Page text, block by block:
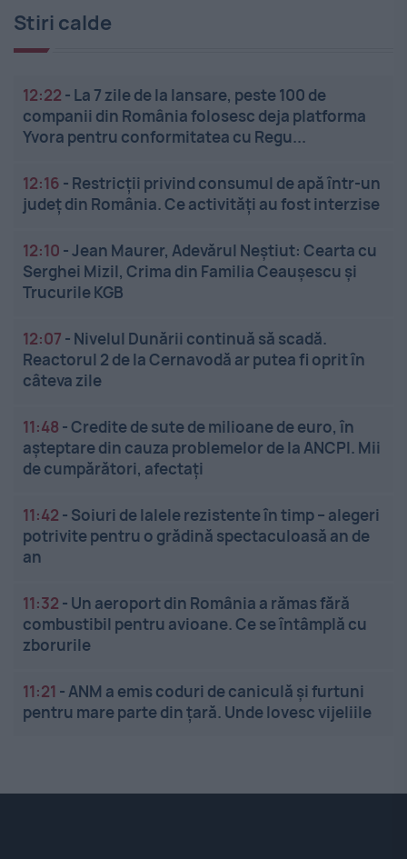
Stiri calde
12:22 - La 7 zile de la lansare, peste 100 de
companii din România folosesc deja platforma
Yvora pentru conformitatea cu Regu...
12:16 - Restricții privind consumul de apă într-un
județ din România. Ce activități au fost interzise
12:10 -Jean Maurer, Adevărul Neștiut: Cearta cu
Serghei Mizil, Crima din Familia Ceaușescu și
Trucurile KGB
12:07 - Nivelul Dunării continuă să scadă.
Reactorul 2 de la Cernavodă ar putea fi oprit în
câteva zile
11:48 -Credite de sute de milioane de euro, în
așteptare din cauza problemelor de la ANCPI. Mii
de cumpărători, afectați
11:42 - Soiuri de lalele rezistente în timp – alegeri
potrivite pentru o grădină spectaculoasă an de
an
11:32 - Un aeroport din România a rămas fără
combustibil pentru avioane. Ce se întâmplă cu
zborurile
11:21 -ANM a emis coduri de caniculă și furtuni
pentru mare parte din țară. Unde lovesc vijeliile